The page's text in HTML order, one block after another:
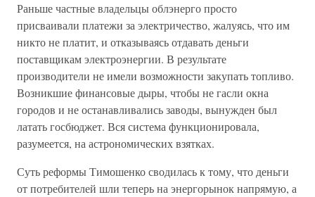
Раньше частные владельцы облэнерго просто
присваивали платежи за электричество, жалуясь, что им
никто не платит, и отказываясь отдавать деньги
поставщикам электроэнергии. В результате
производители не имели возможности закупать топливо.
Возникшие финансовые дыры, чтобы не гасли окна
городов и не останавливались заводы, вынужден был
латать госбюджет. Вся система функционировала,
разумеется, на астрономических взятках.
Суть реформы Тимошенко сводилась к тому, что деньги
от потребителей шли теперь на энергорынок напрямую, а